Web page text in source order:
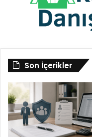
Son İçerikler